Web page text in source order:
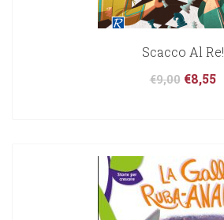
Scacco Al Re!
€9,00 €8,55